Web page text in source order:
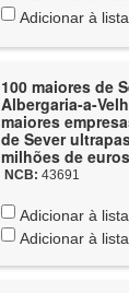
Adicionar à
100 maiores de
Albergaria-a-
maiores
de Sever
milhões de
NCB: 43691
Adicionar à lista
Adicionar à